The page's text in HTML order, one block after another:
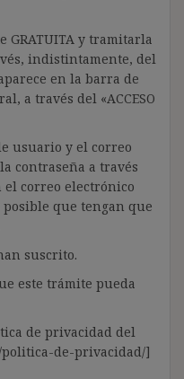
GRATUITA y tramitarla
indistintamente, del
en la barra de
a través del «ACCESO
usuario y el correo
contraseña a través
correo electrónico
posible que tengan que
suscrito.
este trámite pueda
de privacidad del
de-privacidad/]